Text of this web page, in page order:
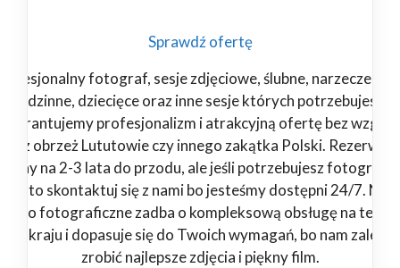
Sprawdź ofertę
fotograf, sesje zdjęciowe, ślubne,
rodzinne, dziecięce oraz inne sesje których potrzebujesz.
profesjonalizm i atrakcyjną ofertę bez
z obrzeż Lututowie czy innego zakątka Polski.
na 2-3 lata do przodu, ale jeśli potrzebujesz fotografa
to skontaktuj się z nami bo jesteśmy dostępni 24/7.
fotograficzne zadba o kompleksową obsługę na
kraju i dopasuje się do Twoich wymagań, bo nam zależy
zrobić najlepsze zdjęcia i piękny film.